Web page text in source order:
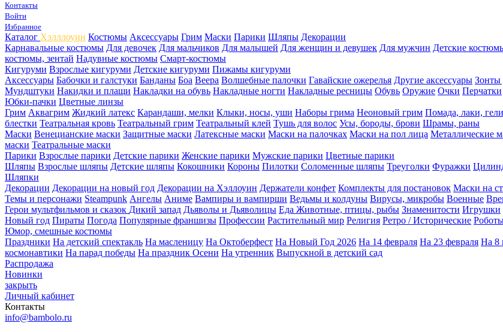
Контакты
Войти
Избранное
Каталог Хэлллоуин Костюмы Аксессуары Грим Маски Парики Шляпы Декорации
Карнавальные костюмы Для девочек Для мальчиков Для малышей Для женщин и девушек Для мужчин Детские
костюмы, зентай Надувные костюмы Смарт-костюмы
Кигуруми Взрослые кигуруми Детские кигуруми Пижамы кигуруми
Аксессуары Бабочки и галстуки Банданы Боа Веера Волшебные палочки Гавайские ожерелья Другие аксессуары Зонты
Мундштуки Накидки и плащи Накладки на обувь Накладные ногти Накладные ресницы Обувь Оружие Очки Перчатки
Юбки-пачки Цветные линзы
Грим Аквагрим Жидкий латекс Карандаши, мелки Клыки, носы, уши Наборы грима Неоновый грим Помада, лаки, гели
блестки Театральная кровь Театральный грим Театральный клей Тушь для волос Усы, бороды, брови Шрамы, раны
Маски Венецианские маски Защитные маски Латексные маски Маски на палочках Маски на пол лица Металлические
маски Театральные маски
Парики Взрослые парики Детские парики Женские парики Мужские парики Цветные парики
Шляпы Взрослые шляпы Детские шляпы Кокошники Короны Пилотки Соломенные шляпы Треуголки Фуражки
Шляпки
Декорации Декорации на новый год Декорации на Хэллоуин Держатели конфет Комплекты для постановок Маски на
Темы и персонажи Steampunk Ангелы Аниме Вампиры и вампирши Ведьмы и колдуны Вирусы, микробы Военные
Герои мультфильмов и сказок Дикий запад Дьяволы и Дьяволицы Еда Животные, птицы, рыбы Знаменитости Игрушки
Новый год Пираты Погода Популярные франшизы Профессии Растительный мир Религия Ретро / Исторические
Юмор, смешные костюмы
Праздники На детский спектакль На масленицу На Октоберфест На Новый Год 2026 На 14 февраля На 23 февраля На 8
космонавтики На парад победы На праздник Осени На утренник Выпускной в детский сад
Распродажа
Новинки
закрыть
Личный кабинет
Контакты
info@bambolo.ru